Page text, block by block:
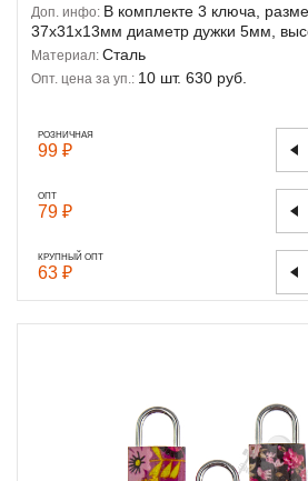
Доп. инфо: В комплекте 3 ключа,
37х31х13мм диаметр дужки 5мм,
Материал: Сталь
Опт. цена за уп.: 10 шт. 630 руб.
РОЗНИЧНАЯ
99 ₽
ОПТ
79 ₽
КРУПНЫЙ ОПТ
63 ₽